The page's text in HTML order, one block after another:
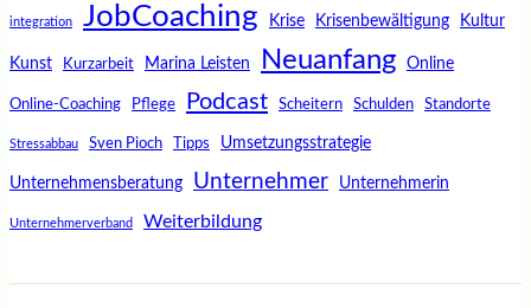
integration JobCoaching Krise Krisenbewältigung Kultur
Kunst Kurzarbeit Marina Leisten Neuanfang Online
Online-Coaching Pflege Podcast Scheitern Schulden Standorte
Stressabbau Sven Pioch Tipps Umsetzungsstrategie
Unternehmensberatung Unternehmer Unternehmerin
Unternehmerverband Weiterbildung